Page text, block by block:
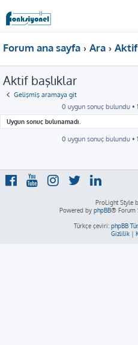
Forum ana sayfa Ara Aktif
Aktif başlıklar
Gelişmiş aramaya git
0 uygun sonuç bulundu • 1
Uygun sonuç bulunamadı.
0 uygun sonuç bulundu • 1
ProLight Style
Powered by phpBB® Forum
Türkçe çeviri: phpBB
Gizlilik |